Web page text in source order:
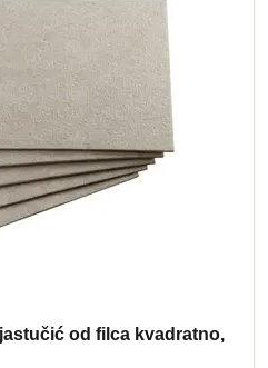
od filca kvadratno,